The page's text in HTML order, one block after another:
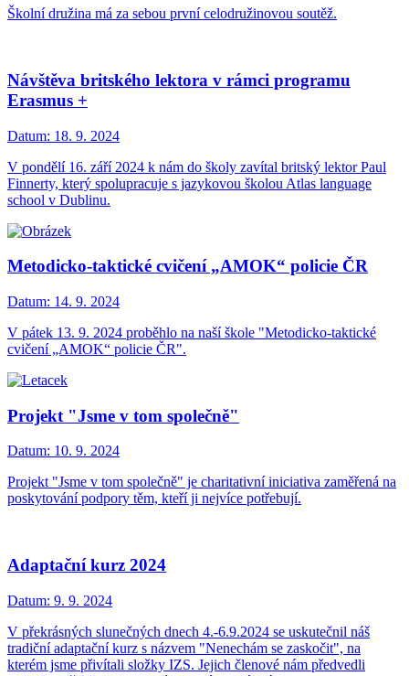
Školní družina má za sebou první celodružinovou soutěž.
Návštěva britského lektora v rámci programu
Erasmus +
Datum: 18. 9. 2024
V pondělí 16. září 2024 k nám do školy zavítal britský lektor Paul
Finnerty, který spolupracuje s jazykovou školou Atlas language
school v Dublinu.
Metodicko-taktické cvičení „AMOK“ policie ČR
Datum: 14. 9. 2024
V pátek 13. 9. 2024 proběhlo na naší škole "Metodicko-taktické
cvičení „AMOK“ policie ČR".
Projekt "Jsme v tom společně"
Datum: 10. 9. 2024
Projekt "Jsme v tom společně" je charitativní iniciativa zaměřená na
poskytování podpory těm, kteří ji nejvíce potřebují.
Adaptační kurz 2024
Datum: 9. 9. 2024
V překrásných slunečných dnech 4.-6.9.2024 se uskutečnil náš
tradiční adaptační kurz s názvem "Nenechám se zaskočit", na
kterém jsme přivítali složky IZS. Jejich členové nám předvedli